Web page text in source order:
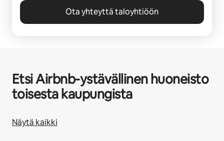
Ota yhteyttä taloyhtiöön
Etsi Airbnb-ystävällinen huoneisto
toisesta kaupungista
Näytä kaikki